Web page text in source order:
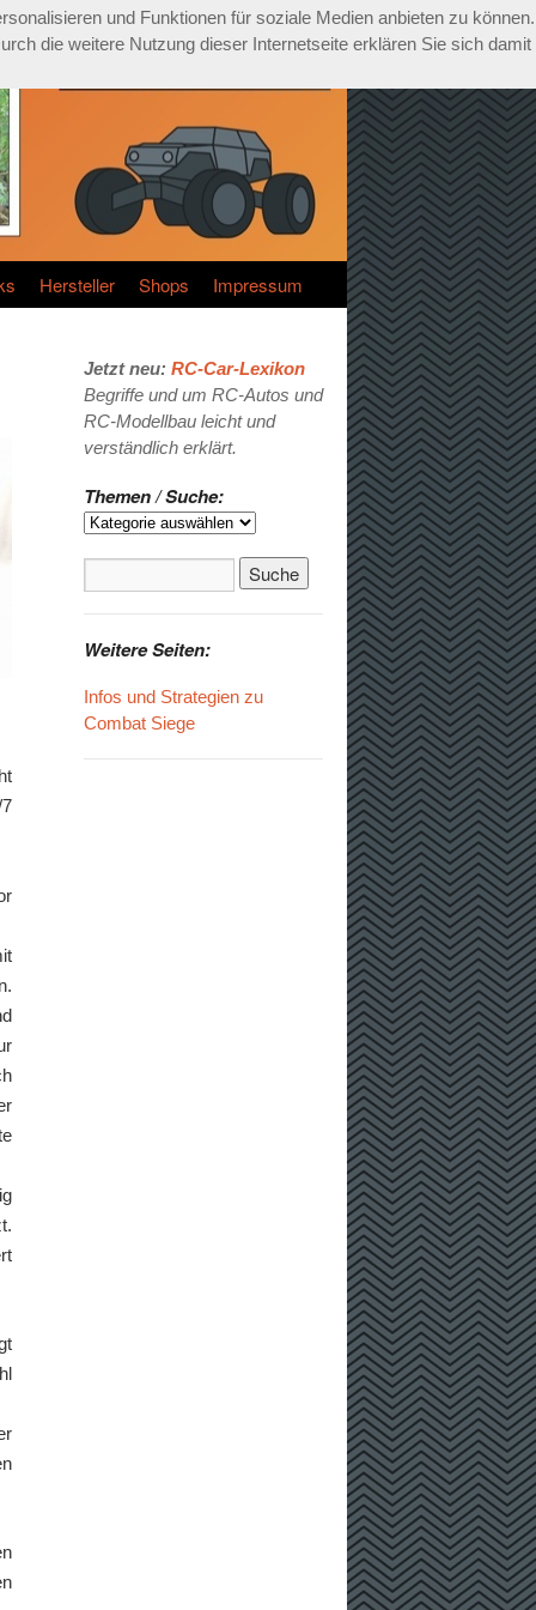
Hersteller Shops Impressum
Jetzt neu: RC-Car-Lexikon
Begriffe und um RC-Autos und
RC-Modellbau leicht und
verständlich erklärt.
Themen / Suche:
Weitere Seiten:
Infos und Strategien zu
Combat Siege
und Funktionen für soziale Medien anbieten zu können.
die weitere Nutzung dieser Internetseite erklären Sie sich damit